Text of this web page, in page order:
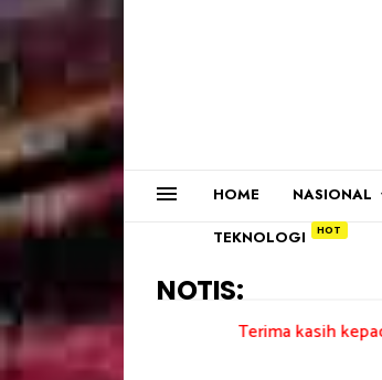
HOME NASIONAL
TEKNOLOGI
NOTIS:
Terima kasih kepada semua